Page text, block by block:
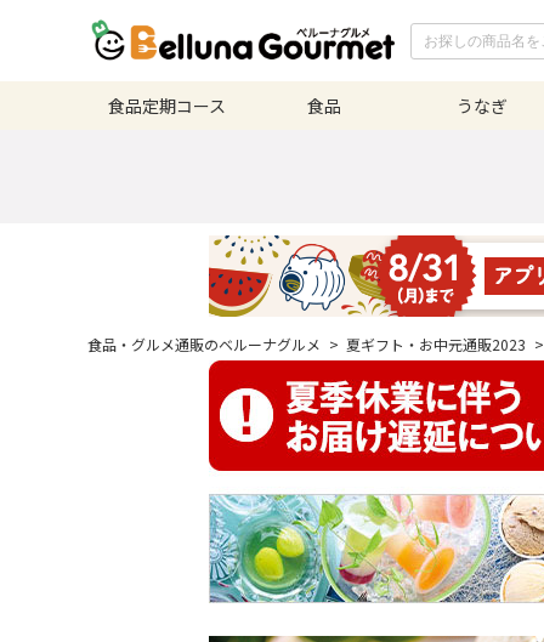
食品定期コース 食品 うなぎ
食品・グルメ通販のベルーナグルメ > 夏ギフト・お中元通販2023 >